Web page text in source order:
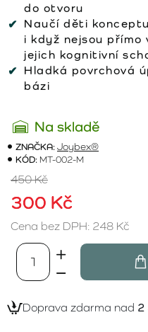
do otvoru
Naučí děti
i když nejsou přímo
jejich kognitivní
Hladká povrchová
bázi
Na skladě
ZNAČKA:Joybex®
KÓD: MT-002-M
300 Kč
450 Kč
Cena bez DPH: 248 Kč
Doprava zdarma nad 2